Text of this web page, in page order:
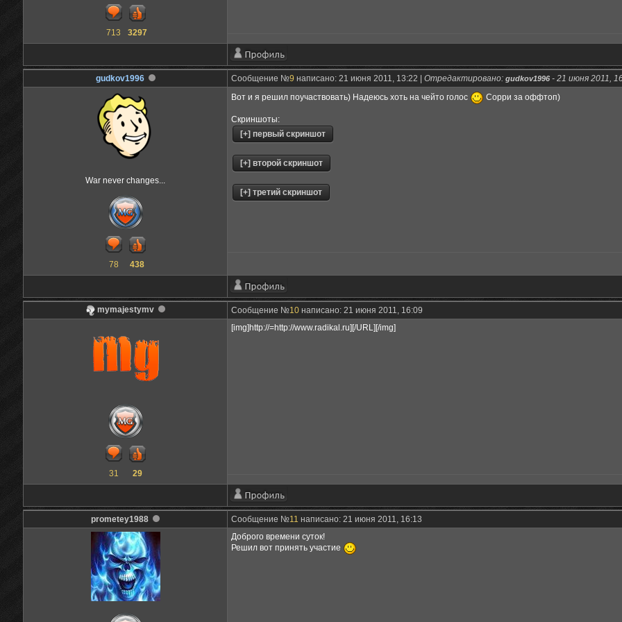
713 3297
gudkov1996 Сообщение №9 написано: 21 июня 2011, 13:22 | Отредактировано: gudkov1996 - 21 июня 2011,
War never changes...
78 438
Вот и я решил поучаствовать) Надеюсь хоть на чейто голос Сорри за оффтоп)
Скриншоты:
mymajestymv Сообщение №10 написано: 21 июня 2011, 16:09
31 29
[img]http://=http://www.radikal.ru] [/URL][/img]
prometey1988 Сообщение №11 написано: 21 июня 2011, 16:13
Доброго времени суток!
Решил вот принять участие